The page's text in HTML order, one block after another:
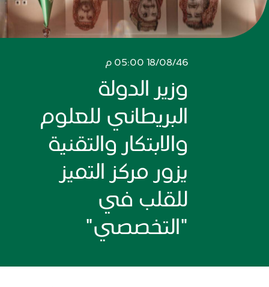
18/08/46 05:00 م
وزير الدولة
البريطاني للعلوم
والابتكار والتقنية
يزور مركز التميز
للقلب في
"التخصصي"